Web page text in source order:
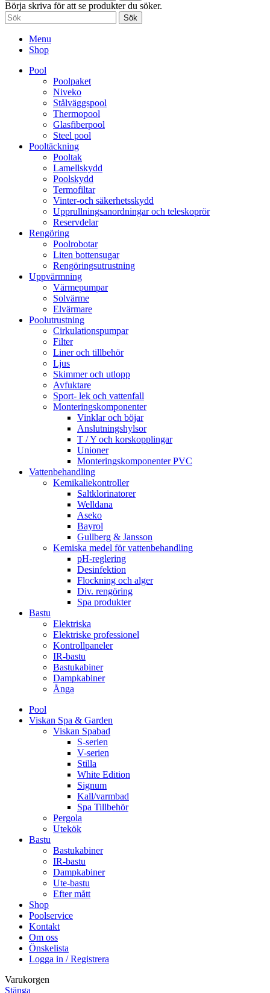
Börja skriva för att se produkter du söker.
Sök
Menu
Shop
Pool
Poolpaket
Niveko
Stålväggspool
Thermopool
Glasfiberpool
Steel pool
Pooltäckning
Pooltak
Lamellskydd
Poolskydd
Termofiltar
Vinter-och säkerhetsskydd
Upprullningsanordningar och teleskoprör
Reservdelar
Rengöring
Poolrobotar
Liten bottensugar
Rengöringsutrustning
Uppvärmning
Värmepumpar
Solvärme
Elvärmare
Poolutrustning
Cirkulationspumpar
Filter
Liner och tillbehör
Ljus
Skimmer och utlopp
Avfuktare
Sport- lek och vattenfall
Monteringskomponenter
Vinklar och böjar
Anslutningshylsor
T / Y och korskopplingar
Unioner
Monteringskomponenter PVC
Vattenbehandling
Kemikaliekontroller
Saltklorinatorer
Welldana
Aseko
Bayrol
Gullberg & Jansson
Kemiska medel för vattenbehandling
pH-reglering
Desinfektion
Flockning och alger
Div. rengöring
Spa produkter
Bastu
Elektriska
Elektriske professionel
Kontrollpaneler
IR-bastu
Bastukabiner
Dampkabiner
Ånga
Pool
Viskan Spa & Garden
Viskan Spabad
S-serien
V-serien
Stilla
White Edition
Signum
Kall/varmbad
Spa Tillbehör
Pergola
Utekök
Bastu
Bastukabiner
IR-bastu
Dampkabiner
Ute-bastu
Efter mått
Shop
Poolservice
Kontakt
Om oss
Önskelista
Logga in / Registrera
Varukorgen
Stänga